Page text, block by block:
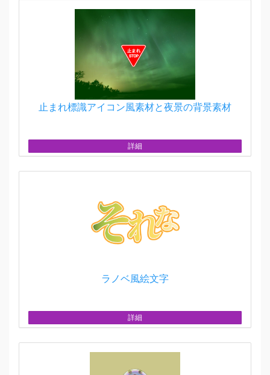
止まれ標識アイコン風素材と夜景の背景素材
詳細
ラノベ風絵文字
詳細